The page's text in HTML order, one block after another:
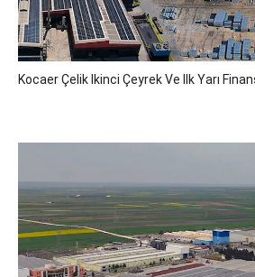
Kocaer Çelik Ikinci Çeyrek Ve Ilk Yarı